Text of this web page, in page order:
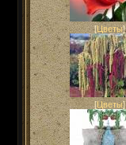
[Цветы]
[Цветы]